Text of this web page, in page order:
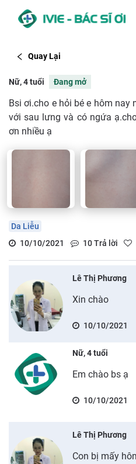
Quay Lại
Nữ, 4 tuổi Đang mở
Bsi ơi.cho e hỏi bé e hôm
với sau lưng và có ngứa
ơn nhiều ạ
Da Liễu
10/10/2021
10Trả lời
Lê Thị Phương
Xin chào
10/10/2021
Nữ, 4 tuổi
Em chào bs ạ
10/10/2021
Lê Thị Phương
Con bị mấy